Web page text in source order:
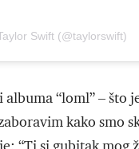
Swift (@taylorswift)
“loml” – što
kako smo